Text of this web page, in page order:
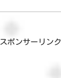
スポンサーリンク